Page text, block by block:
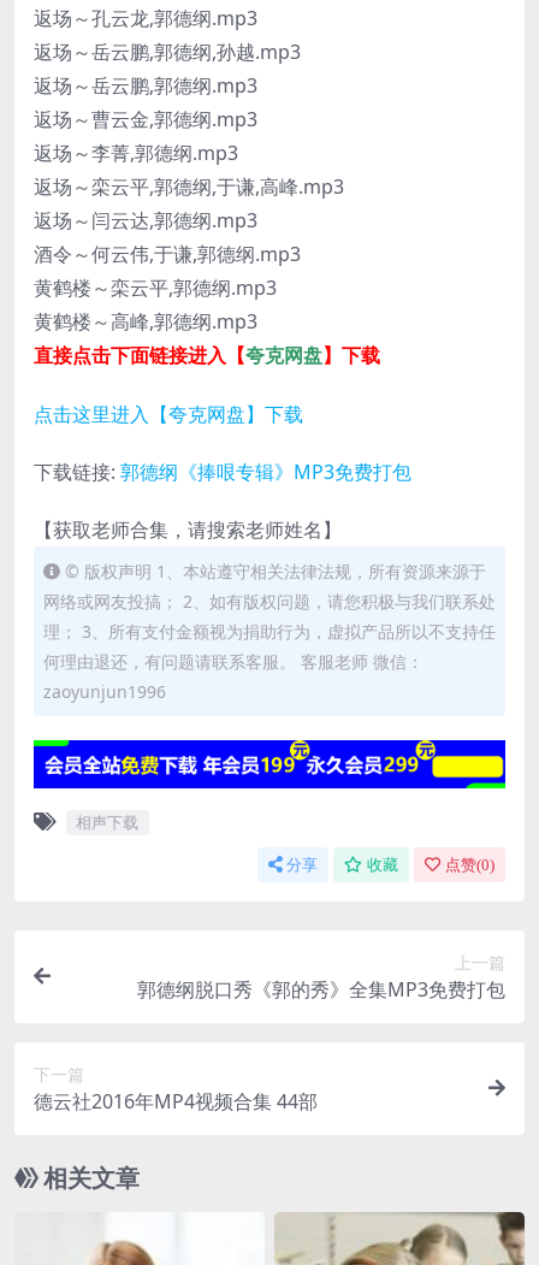
返场～孔云龙,郭德纲.mp3
返场～岳云鹏,郭德纲,孙越.mp3
返场～岳云鹏,郭德纲.mp3
返场～曹云金,郭德纲.mp3
返场～李菁,郭德纲.mp3
返场～栾云平,郭德纲,于谦,高峰.mp3
返场～闫云达,郭德纲.mp3
酒令～何云伟,于谦,郭德纲.mp3
黄鹤楼～栾云平,郭德纲.mp3
黄鹤楼～高峰,郭德纲.mp3
直接点击下面链接进入【夸克网盘】下载
点击这里进入【夸克网盘】下载
下载链接: 郭德纲《捧哏专辑》MP3免费打包
【获取老师合集，请搜索老师姓名】
© 版权声明 1、本站遵守相关法律法规，所有资源来源于
网络或网友投搞； 2、如有版权问题，请您积极与我们联系处
理； 3、所有支付金额视为捐助行为，虚拟产品所以不支持任
何理由退还，有问题请联系客服。 客服老师 微信：
zaoyunjun1996
相声下载
分享 收藏 点赞(0)
上一篇
郭德纲脱口秀《郭的秀》全集MP3免费打包
下一篇
德云社2016年MP4视频合集 44部
相关文章